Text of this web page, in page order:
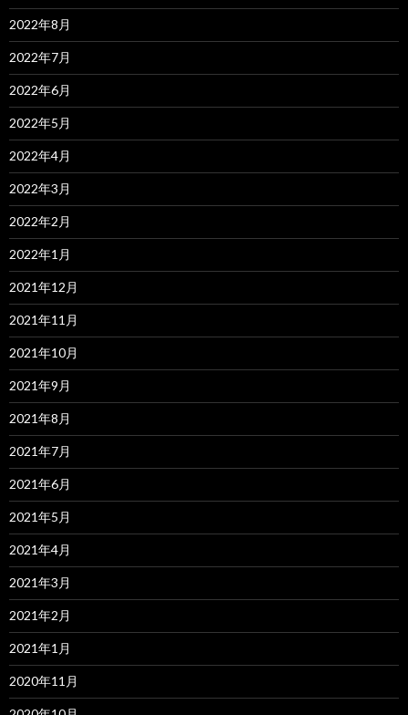
2022年8月
2022年7月
2022年6月
2022年5月
2022年4月
2022年3月
2022年2月
2022年1月
2021年12月
2021年11月
2021年10月
2021年9月
2021年8月
2021年7月
2021年6月
2021年5月
2021年4月
2021年3月
2021年2月
2021年1月
2020年11月